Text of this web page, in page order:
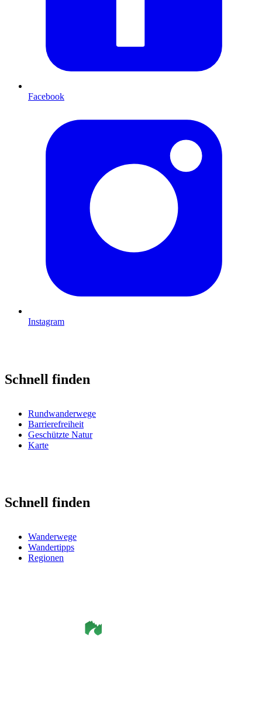
Facebook
Instagram
Schnell finden
Rundwanderwege
Barrierefreiheit
Geschützte Natur
Karte
Schnell finden
Wanderwege
Wandertipps
Regionen